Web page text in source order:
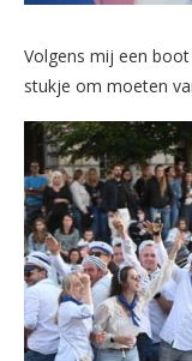
Volgens mij een
stukje om moeten